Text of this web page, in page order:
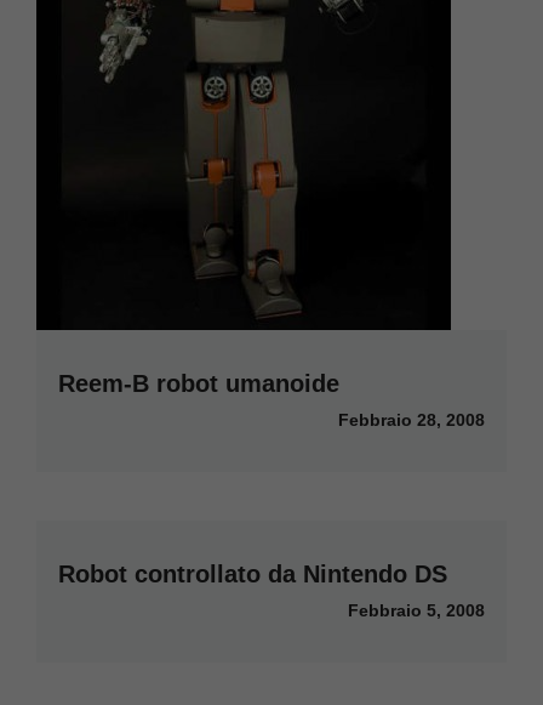
Reem-B robot umanoide
Febbraio 28, 2008
Robot controllato da Nintendo DS
Febbraio 5, 2008